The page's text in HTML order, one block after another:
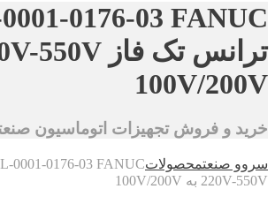
0176-03 FANUC
100V/200V
خرید و فروش تجهیزات اتوماسیون
سروو صنعتمحصولات
220V-550V به 100V/200V